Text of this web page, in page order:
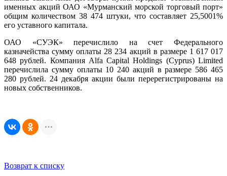
именных акций ОАО «Мурманский морской торговый порт»
общим количеством 38 474 штуки, что составляет 25,5001%
его уставного капитала.
ОАО «СУЭК» перечислило на счет Федерального
казначейства сумму оплаты 28 234 акций в размере 1 617 017
648 рублей. Компания Alfa Capital Holdings (Cyprus) Limited
перечислила сумму оплаты 10 240 акций в размере 586 465
280 рублей. 24 декабря акции были перерегистрированы на
новых собственников.
Возврат к списку